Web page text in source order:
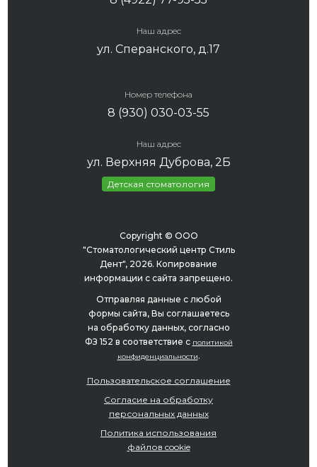
Наш адрес
ул. Сперанского, д.17
Номер телефона
8 (930) 030-03-55
Наш адрес
ул. Верхняя Дуброва, 2Б
Детская стоматология
Copyright © ООО
"Стоматологический центр Стиль
Дент", 2026. Копирование
информации с сайта запрещено.
Отправляя данные с любой
формы сайта, Вы соглашаетесь
на обработку данных, согласно
ФЗ 152 в соответствие с политикой
конфиденциальности.
Пользовательское соглашение
Согласие на обработку
персональных данных
Политика использования
файлов cookie